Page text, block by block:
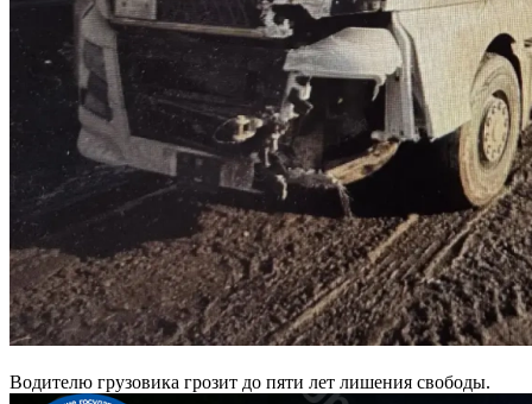
Водителю грузовика грозит до пяти лет лишения свободы.